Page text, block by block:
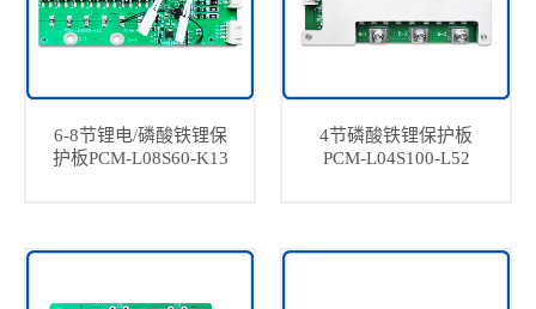
6-8节锂电/磷酸铁锂保
护板PCM-L08S60-K13
4节磷酸铁锂保护板
PCM-L04S100-L52